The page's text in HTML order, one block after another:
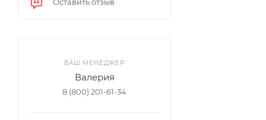
ВАШ МЕНЕДЖЕР
Валерия
8 (800) 201-61-34